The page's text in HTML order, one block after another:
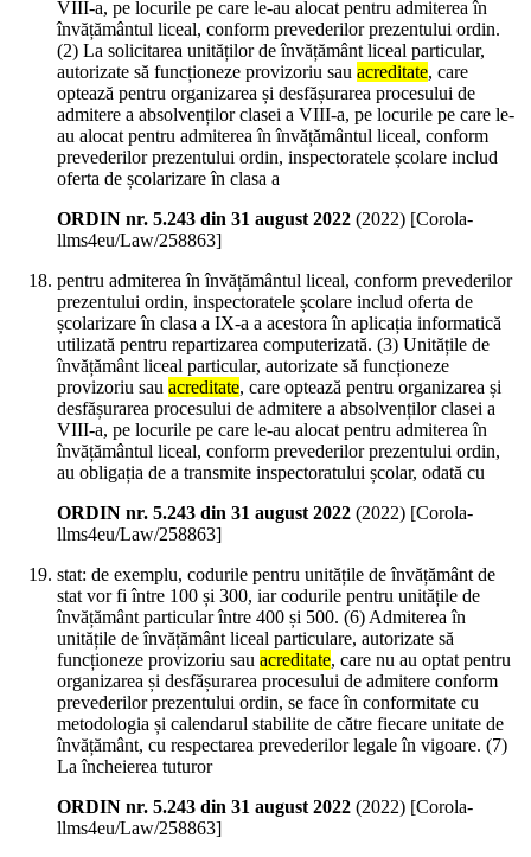
VIII-a, pe locurile pe care le-au alocat pentru admiterea în
învățământul liceal, conform prevederilor prezentului ordin.
(2) La solicitarea unităților de învățământ liceal particular,
autorizate să funcționeze provizoriu sau acreditate, care
optează pentru organizarea și desfășurarea procesului de
admitere a absolvenților clasei a VIII-a, pe locurile pe care le-
au alocat pentru admiterea în învățământul liceal, conform
prevederilor prezentului ordin, inspectoratele școlare includ
oferta de școlarizare în clasa a
ORDIN nr. 5.243 din 31 august 2022 (2022) [Corola-
llms4eu/Law/258863]
pentru admiterea în învățământul liceal, conform prevederilor
prezentului ordin, inspectoratele școlare includ oferta de
școlarizare în clasa a IX-a a acestora în aplicația informatică
utilizată pentru repartizarea computerizată. (3) Unitățile de
învățământ liceal particular, autorizate să funcționeze
provizoriu sau acreditate, care optează pentru organizarea și
desfășurarea procesului de admitere a absolvenților clasei a
VIII-a, pe locurile pe care le-au alocat pentru admiterea în
învățământul liceal, conform prevederilor prezentului ordin,
au obligația de a transmite inspectoratului școlar, odată cu
ORDIN nr. 5.243 din 31 august 2022 (2022) [Corola-
llms4eu/Law/258863]
stat: de exemplu, codurile pentru unitățile de învățământ de
stat vor fi între 100 și 300, iar codurile pentru unitățile de
învățământ particular între 400 și 500. (6) Admiterea în
unitățile de învățământ liceal particulare, autorizate să
funcționeze provizoriu sau acreditate, care nu au optat pentru
organizarea și desfășurarea procesului de admitere conform
prevederilor prezentului ordin, se face în conformitate cu
metodologia și calendarul stabilite de către fiecare unitate de
învățământ, cu respectarea prevederilor legale în vigoare. (7)
La încheierea tuturor
ORDIN nr. 5.243 din 31 august 2022 (2022) [Corola-
llms4eu/Law/258863]